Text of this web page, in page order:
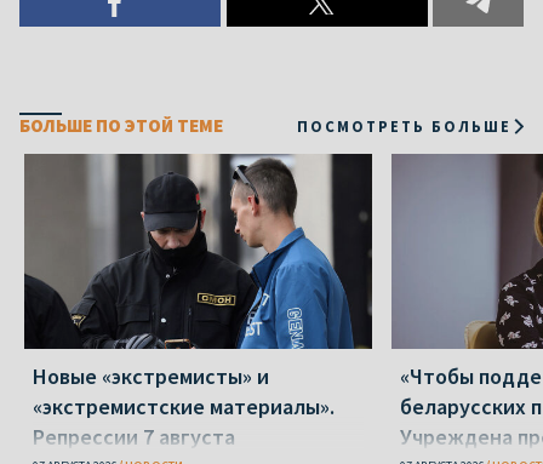
БОЛЬШЕ ПО ЭТОЙ ТЕМЕ ПОСМОТРЕТЬ БОЛЬШЕ
Новые «экстремисты» и
«экстремистские материалы».
Репрессии 7 августа
«Чтобы
беларусских
Учреждена